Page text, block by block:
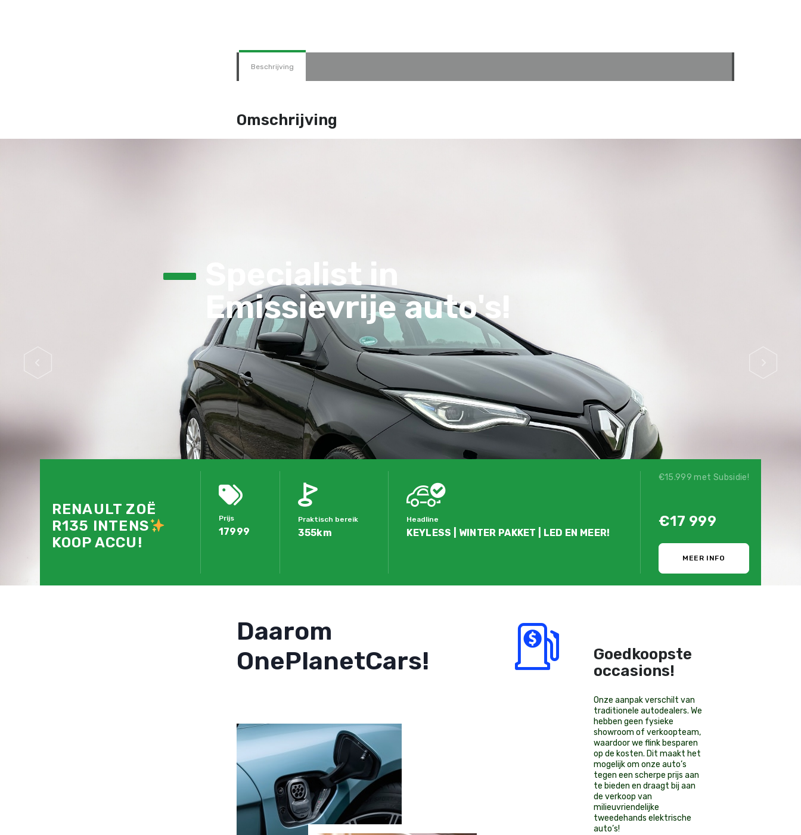
Beschrijving
Omschrijving
Specialist in
Emissievrije auto's!
RENAULT ZOË
R135 INTENS
KOOP ACCU!
Prijs
17999
Praktisch bereik
355km
Headline
KEYLESS | WINTER PAKKET | LED EN MEER!
€15.999 met Subsidie!
€17 999
MEER INFO
Daarom
OnePlanetCars!
Goedkoopste
occasions!
Onze aanpak verschilt van
traditionele autodealers. We
hebben geen fysieke
showroom of verkoopteam,
waardoor we flink besparen
op de kosten. Dit maakt het
mogelijk om onze auto’s
tegen een scherpe prijs aan
te bieden en draagt bij aan
de verkoop van
milieuvriendelijke
tweedehands elektrische
auto’s!